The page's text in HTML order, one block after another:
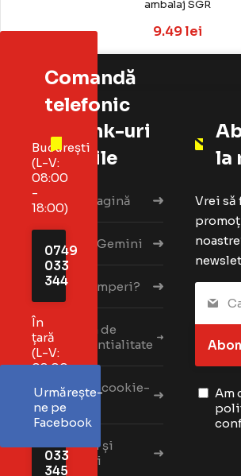
ambalaj SGR
9.49 lei
Adaugă în coș
Comandă
telefonic
București
(L-V:
08:00
-
18:00)
0749
033
344
În
țară
(L-V:
08:00
18:00)
033
345
Urmărește-
ne pe
Facebook
Link-uri
utile
Prima pagină
Despre Gemini
Cum cumperi?
Politica de
confidentialitate
Politică cookie-
uri
Termeni și
condiții
la
Vrei să
Am